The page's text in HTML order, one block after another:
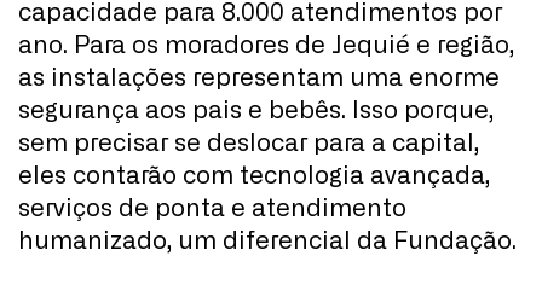
capacidade para 8.000 atendimentos por
ano. Para os moradores de Jequié e região,
as instalações representam uma enorme
segurança aos pais e bebês. Isso porque,
sem precisar se deslocar para a capital,
eles contarão com tecnologia avançada,
serviços de ponta e atendimento
humanizado, um diferencial da Fundação.